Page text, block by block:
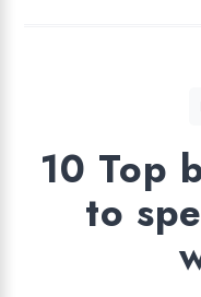
10 Top
to